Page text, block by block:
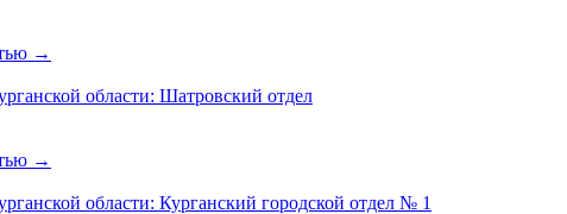
→
области: Шатровский отдел
→
области: Курганский городской отдел № 1